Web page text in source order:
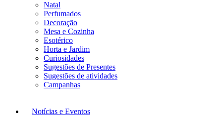
Natal
Perfumados
Decoração
Mesa e Cozinha
Esotérico
Horta e Jardim
Curiosidades
Sugestões de Presentes
Sugestões de atividades
Campanhas
Notícias e Eventos